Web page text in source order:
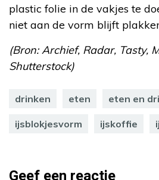
plastic folie in de vakjes te
niet aan de vorm blijft
(Bron: Archief, Radar, Tasty,
Shutterstock)
drinken eten eten en
ijsblokjesvorm ijskoffie